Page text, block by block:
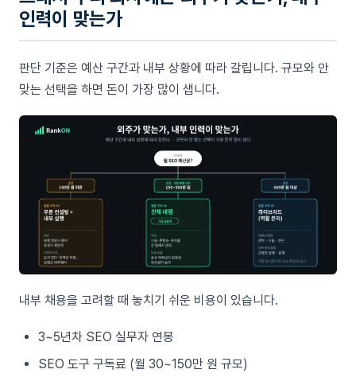
인력이 맞는가
판단 기준은 예산 구간과 내부 상황에 따라 갈립니다. 규모와 안
맞는 선택을 하면 돈이 가장 많이 샙니다.
내부 채용을 고려할 때 놓치기 쉬운 비용이 있습니다.
3~5년차 SEO 실무자 연봉
SEO 도구 구독료 (월 30~150만 원 규모)